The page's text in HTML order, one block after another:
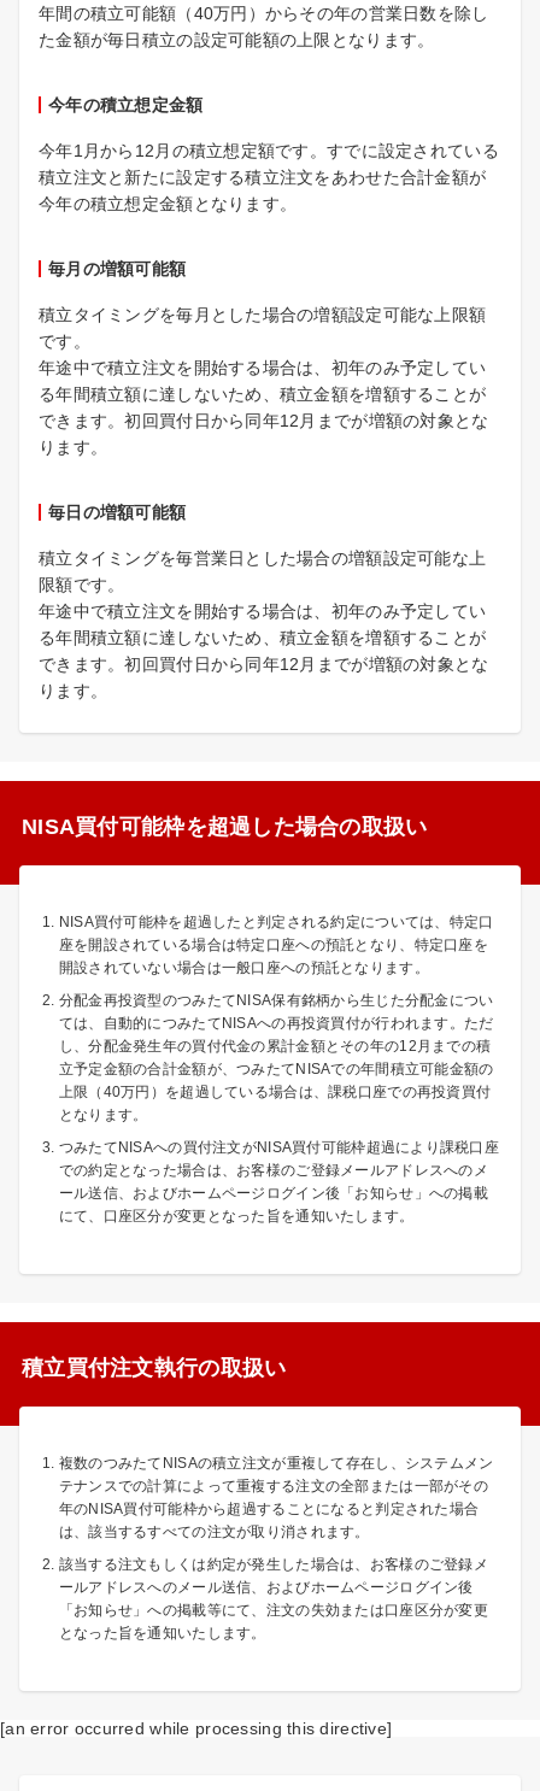
年間の積立可能額（40万円）からその年の営業日数を除し
た金額が毎日積立の設定可能額の上限となります。
今年の積立想定金額
今年1月から12月の積立想定額です。すでに設定されている
積立注文と新たに設定する積立注文をあわせた合計金額が
今年の積立想定金額となります。
毎月の増額可能額
積立タイミングを毎月とした場合の増額設定可能な上限額
です。
年途中で積立注文を開始する場合は、初年のみ予定してい
る年間積立額に達しないため、積立金額を増額することが
できます。初回買付日から同年12月までが増額の対象とな
ります。
毎日の増額可能額
積立タイミングを毎営業日とした場合の増額設定可能な上
限額です。
年途中で積立注文を開始する場合は、初年のみ予定してい
る年間積立額に達しないため、積立金額を増額することが
できます。初回買付日から同年12月までが増額の対象とな
ります。
NISA買付可能枠を超過した場合の取扱い
NISA買付可能枠を超過したと判定される約定については、特定口
座を開設されている場合は特定口座への預託となり、特定口座を
開設されていない場合は一般口座への預託となります。
分配金再投資型のつみたてNISA保有銘柄から生じた分配金につい
ては、自動的につみたてNISAへの再投資買付が行われます。ただ
し、分配金発生年の買付代金の累計金額とその年の12月までの積
立予定金額の合計金額が、つみたてNISAでの年間積立可能金額の
上限（40万円）を超過している場合は、課税口座での再投資買付
となります。
つみたてNISAへの買付注文がNISA買付可能枠超過により課税口座
での約定となった場合は、お客様のご登録メールアドレスへのメ
ール送信、およびホームページログイン後「お知らせ」への掲載
にて、口座区分が変更となった旨を通知いたします。
積立買付注文執行の取扱い
複数のつみたてNISAの積立注文が重複して存在し、システムメン
テナンスでの計算によって重複する注文の全部または一部がその
年のNISA買付可能枠から超過することになると判定された場合
は、該当するすべての注文が取り消されます。
該当する注文もしくは約定が発生した場合は、お客様のご登録メ
ールアドレスへのメール送信、およびホームページログイン後
「お知らせ」への掲載等にて、注文の失効または口座区分が変更
となった旨を通知いたします。
[an error occurred while processing this directive]